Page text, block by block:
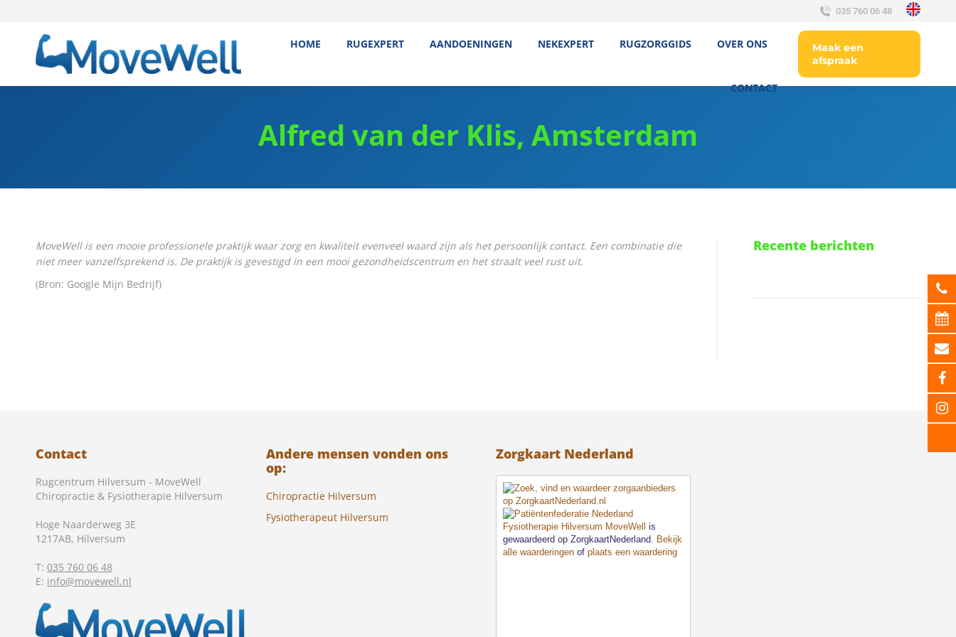
035 760 06 48
HOME RUGEXPERT AANDOENINGEN NEKEXPERT RUGZORGGIDS OVER ONS
CONTACT
Maak een
afspraak
Alfred van der Klis, Amsterdam
MoveWell is een mooie professionele praktijk waar zorg en kwaliteit evenveel waard zijn als het persoonlijk contact. Een combinatie die
niet meer vanzelfsprekend is. De praktijk is gevestigd in een mooi gezondheidscentrum en het straalt veel rust uit.
(Bron: Google Mijn Bedrijf)
Recente berichten
Contact
Rugcentrum Hilversum - MoveWell
Chiropractie & Fysiotherapie Hilversum
Hoge Naarderweg 3E
1217AB, Hilversum
T: 035 760 06 48
E: info@movewell.nl
Andere mensen vonden ons
op:
Chiropractie Hilversum
Fysiotherapeut Hilversum
Zorgkaart Nederland
Fysiotherapie Hilversum MoveWell
is
gewaardeerd op ZorgkaartNederland. Bekijk
alle waarderingen of plaats een waardering